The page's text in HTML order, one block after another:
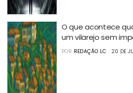
O que acontece
um vilarejo sem
POR REDAÇÃO LC 20 DE